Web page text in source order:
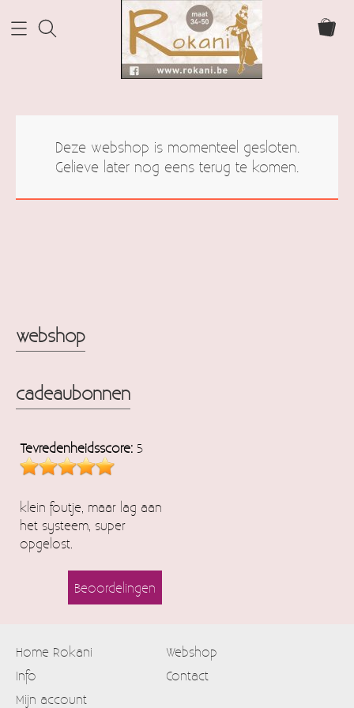
Webshop
webshop
cadeaubonnen
Tevredenheidsscore: 5
klein foutje, maar lag aan
het systeem, super
opgelost.
Beoordelingen
Deze webshop is momenteel gesloten.
Gelieve later nog eens terug te komen.
Home Rokani
Webshop
Info
Contact
Mijn account